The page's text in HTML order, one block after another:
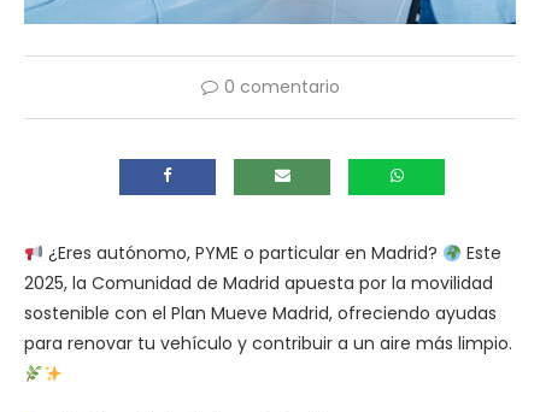
0 comentario
¿Eres autónomo, PYME o particular en Madrid?
Este
2025, la Comunidad de Madrid apuesta por la movilidad
sostenible con el Plan Mueve Madrid, ofreciendo ayudas
para renovar tu vehículo y contribuir a un aire más limpio.